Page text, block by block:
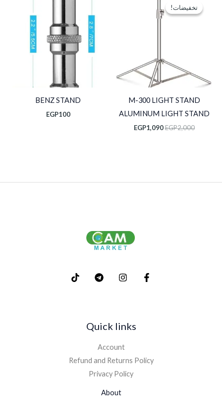
تخفيضات!
تخفيضات!
M-300 LIGHT STAND
ALUMINUM LIGHT STAND
EGP2,000
هو:
EGP2,000.
EGP1,090
BENZ STAND
EGP100
Quick links
Account
Refund and Returns Policy
Privacy Policy
About